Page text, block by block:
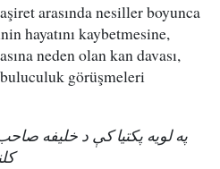
arasında nesiller boyunca
hayatını kaybetmesine,
neden olan kan davası,
görüşmeleri
په لویه پکتیا کې د خلیفه